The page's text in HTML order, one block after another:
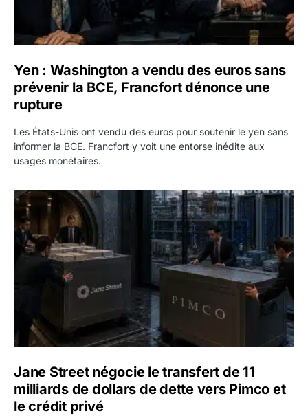
Yen : Washington a vendu des euros sans
prévenir la BCE, Francfort dénonce une
rupture
Les États-Unis ont vendu des euros pour soutenir le yen sans
informer la BCE. Francfort y voit une entorse inédite aux
usages monétaires.
Jane Street négocie le transfert de 11 milliards de
Jane Street négocie le transfert de 11
milliards de dollars de dette vers Pimco et
le crédit privé